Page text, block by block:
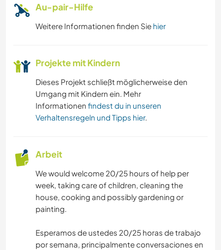
Au-pair-Hilfe
Weitere Informationen finden Sie hier
Projekte mit Kindern
Dieses Projekt schließt möglicherweise den
Umgang mit Kindern ein. Mehr
Informationen findest du in unseren
Verhaltensregeln und Tipps hier.
Arbeit
We would welcome 20/25 hours of help per
week, taking care of children, cleaning the
house, cooking and possibly gardening or
painting.
Esperamos de ustedes 20/25 horas de trabajo
por semana, principalmente conversaciones en